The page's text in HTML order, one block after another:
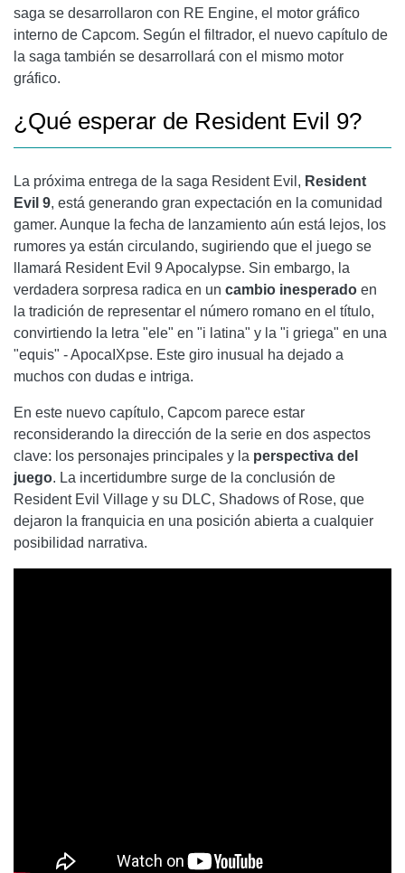
saga se desarrollaron con RE Engine, el motor gráfico
interno de Capcom. Según el filtrador, el nuevo capítulo de
la saga también se desarrollará con el mismo motor
gráfico.
¿Qué esperar de Resident Evil 9?
La próxima entrega de la saga Resident Evil, Resident
Evil 9, está generando gran expectación en la comunidad
gamer. Aunque la fecha de lanzamiento aún está lejos, los
rumores ya están circulando, sugiriendo que el juego se
llamará Resident Evil 9 Apocalypse. Sin embargo, la
verdadera sorpresa radica en un cambio inesperado en
la tradición de representar el número romano en el título,
convirtiendo la letra "ele" en "i latina" y la "i griega" en una
"equis" - ApocaIXpse. Este giro inusual ha dejado a
muchos con dudas e intriga.
En este nuevo capítulo, Capcom parece estar
reconsiderando la dirección de la serie en dos aspectos
clave: los personajes principales y la perspectiva del
juego. La incertidumbre surge de la conclusión de
Resident Evil Village y su DLC, Shadows of Rose, que
dejaron la franquicia en una posición abierta a cualquier
posibilidad narrativa.